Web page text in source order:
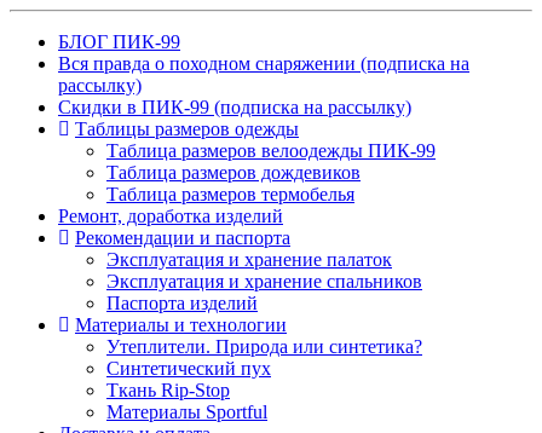
БЛОГ ПИК-99
Вся правда о походном снаряжении (подписка на
рассылку)
Скидки в ПИК-99 (подписка на рассылку)
Таблицы размеров одежды
Таблица размеров велоодежды ПИК-99
Таблица размеров дождевиков
Таблица размеров термобелья
Ремонт, доработка изделий
Рекомендации и паспорта
Эксплуатация и хранение палаток
Эксплуатация и хранение спальников
Паспорта изделий
Материалы и технологии
Утеплители. Природа или синтетика?
Синтетический пух
Ткань Rip-Stop
Материалы Sportful